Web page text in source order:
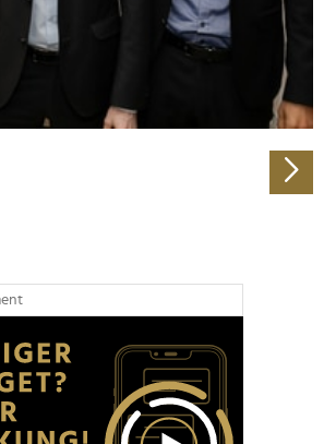
um Inhalte und Anzeigen zu
für soziale Medien anbieten
Zugriffe auf unsere Website zu
geben wir Informationen zu Ihrer
Website an unsere Partner für
Informationen möglicherweise mit
die Sie ihnen bereitgestellt